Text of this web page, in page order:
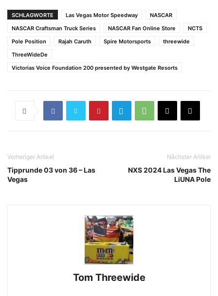
SCHLAGWORTE Las Vegas Motor Speedway
NASCAR
NASCAR Craftsman Truck Series
NASCAR Fan Online Store
NCTS
Pole Position
Rajah Caruth Spire Motorsports
threewide
ThreeWideDe
Victorias Voice Foundation 200 presented by Westgate Resorts
Vorheriger Artikel
Tipprunde 03 von 36 – Las
Vegas
Nächster Artikel
NXS 2024 Las Vegas The
LiUNA Pole
Tom Threewide